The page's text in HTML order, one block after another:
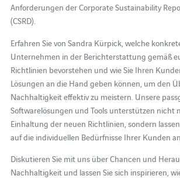
Anforderungen der Corporate Sustainability
(CSRD).
Erfahren Sie von Sandra Kürpick, welche
Unternehmen in der Berichterstattung gemäß
Richtlinien bevorstehen und wie Sie Ihren
Lösungen an die Hand geben können, um den
Nachhaltigkeit effektiv zu meistern. Unsere
Softwarelösungen und Tools unterstützen nicht
Einhaltung der neuen Richtlinien, sondern
auf die individuellen Bedürfnisse Ihrer Kunden
Diskutieren Sie mit uns über Chancen und
Nachhaltigkeit und lassen Sie sich inspirieren,